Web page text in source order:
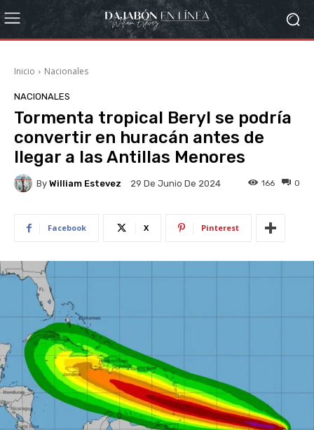
Inicio Nacionales
NACIONALES
Tormenta tropical Beryl se podría
convertir en huracán antes de
llegar a las Antillas Menores
By William Estevez 29 De Junio De 2024 0
166
Facebook X Pinterest